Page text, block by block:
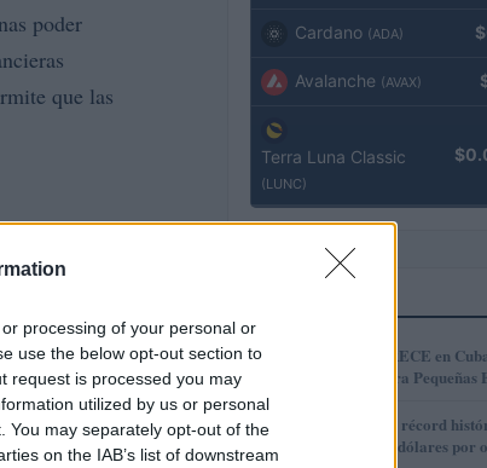
processing of your personal or
use the below opt-out section to
request is processed you may
utilized by us or personal
You may separately opt-out of the
on the IAB’s list of downstream
poder
que las
Cardano (ADA)
Avalanche (AVAX)
Terra Luna Classic
(LUNC)
1
Microcréditos CRECE en
y Crecimiento para Pequeñas
2
El oro alcanza un récord
superar los 4.400 dólares por